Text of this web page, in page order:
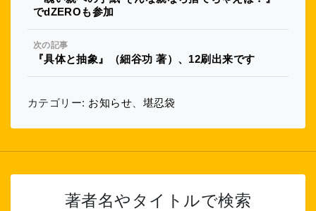
でdZEROも参加
次の記事
『具体と抽象』（細谷功 著）、12刷出来です
カテゴリー: お知らせ、 堪忍袋
著者名やタイトルで検索